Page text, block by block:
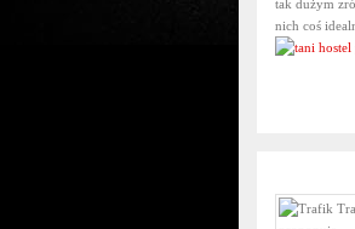
tak dużym
nich coś